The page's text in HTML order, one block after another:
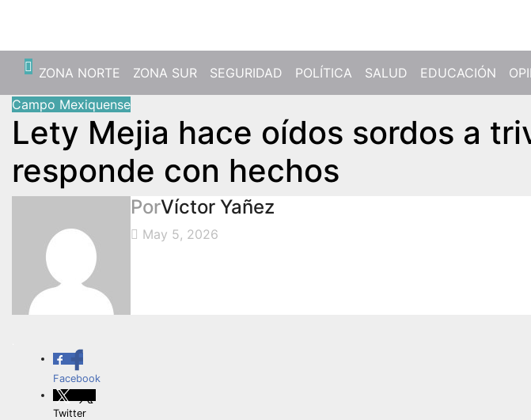
ZONA NORTE ZONA SUR SEGURIDAD POLÍTICA SALUD EDUCACIÓN
Campo Mexiquense
Lety Mejia hace oídos sordos a
responde con hechos
PorVíctor Yañez
May 5, 2026
Facebook
Twitter